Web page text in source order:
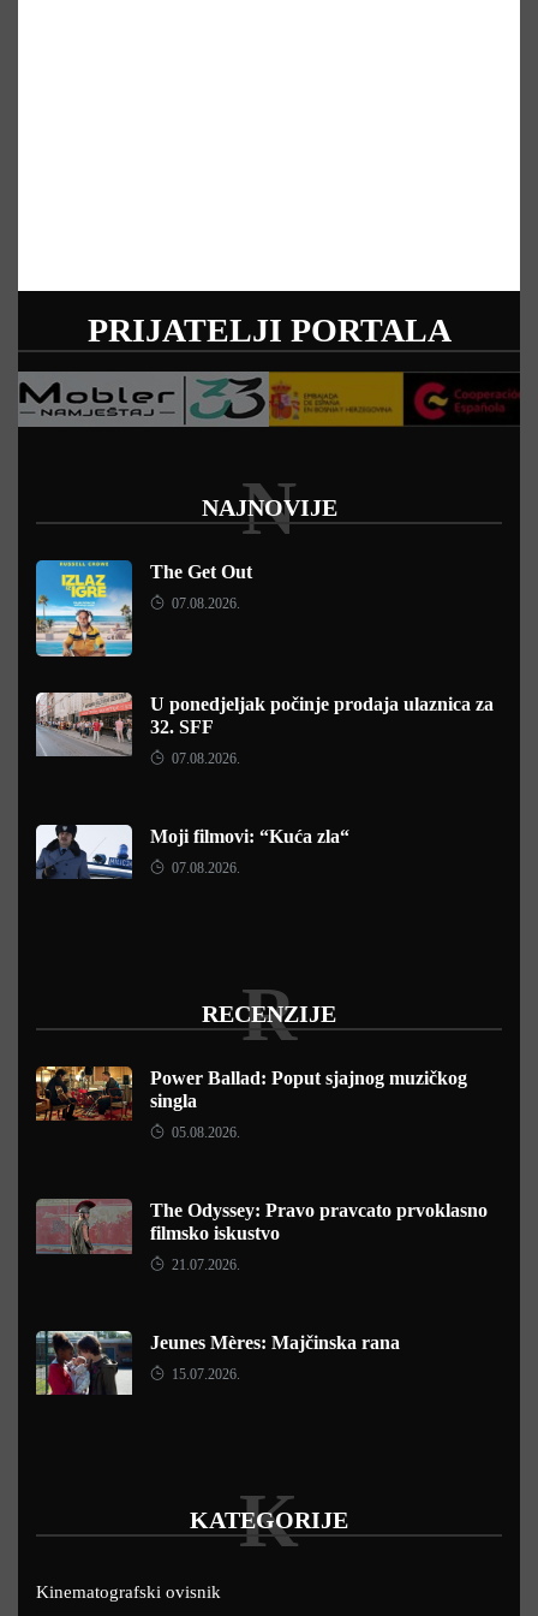
PRIJATELJI PORTALA
NAJNOVIJE
N
The Get Out
07.08.2026.
U ponedjeljak počinje prodaja ulaznica za
32. SFF
07.08.2026.
Moji filmovi: “Kuća zla“
07.08.2026.
RECENZIJE
R
Power Ballad: Poput sjajnog muzičkog
singla
05.08.2026.
The Odyssey: Pravo pravcato prvoklasno
filmsko iskustvo
21.07.2026.
Jeunes Mères: Majčinska rana
15.07.2026.
KATEGORIJE
K
Kinematografski ovisnik